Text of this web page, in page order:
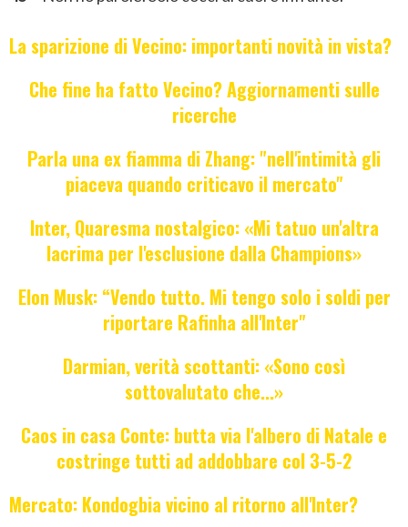
La sparizione di Vecino: importanti novità in vista?
Che fine ha fatto Vecino? Aggiornamenti sulle
ricerche
Parla una ex fiamma di Zhang: "nell'intimità gli
piaceva quando criticavo il mercato"
Inter, Quaresma nostalgico: «Mi tatuo un'altra
lacrima per l'esclusione dalla Champions»
Elon Musk: “Vendo tutto. Mi tengo solo i soldi per
riportare Rafinha all'Inter"
Darmian, verità scottanti: «Sono così
sottovalutato che...»
Caos in casa Conte: butta via l'albero di Natale e
costringe tutti ad addobbare col 3-5-2
Mercato: Kondogbia vicino al ritorno all'Inter?